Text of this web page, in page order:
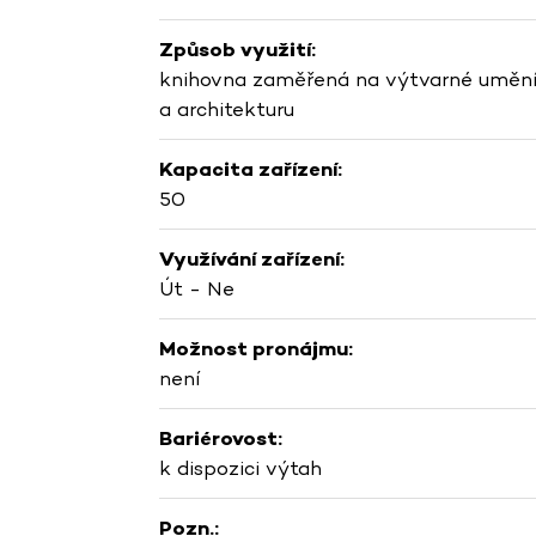
Způsob využití:
knihovna zaměřená na výtvarné
a architekturu
Kapacita zařízení:
50
Využívání zařízení:
Út - Ne
Možnost pronájmu:
není
Bariérovost:
k dispozici výtah
Pozn.: